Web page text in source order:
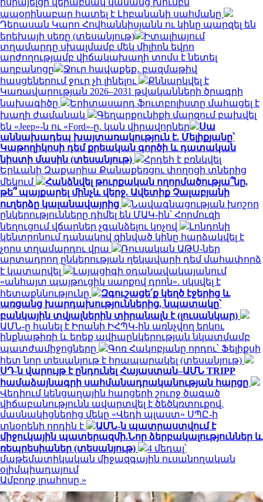
ապօրինաբար հատել է Լիբանանի սահմանը
Դերասան Կարո Հովհաննիսյանն ու կինը պարզել են
երեխայի սեռը (տեսանյութ)
Իտալիայում
տղամարդը սխալմամբ մեկ միլիոն եվրո
արժողությամբ վիճակախաղի տոմս է նետել
աղբանոցը
Ջուր հավաքեք․ բազմաթիվ
հասցեներում ջուր չի լինելու
Քննարկվել է
Կառավարության 2026–2031 թվականների ծրագրի
նախագիծը
Երիտասարդ ֆուտբոլիստը մահացել է
խաղի ժամանակ
Գեղարքունիքի մարզում բախվել
են «Jeep»-ն ու «Ford»-ը. կան վիրավորներ
Սա
աննախադեպ խայտառակություն է. Մելիքյանը՝
Կաթողիկոսի դեմ քրեական գործի և դատական
նիստի մասին (տեսանյութ)
Հրդեհ է բռնկվել
Երևանի Զաքարիա Քանաքեռցու փողոցի տներից
մեկում
Հանձնվել թուրքական ողորմածությա՞նը,
թե՞ պայքարել մինչև վերջ. Ավետիք Չալաբյանի
ուղերձը կալանավայրից
Նավագնացության խոշոր
ընկերությունները դիմել են ՄԱԿ-ին՝ Հորմուզի
նեղուցում վճարներ չգանձելու կոչով
Լոնդոնի
կենտրոնում դանակով զինված կինը հարձակվել է
չորս տղամարդու վրա
Ռուսական ԱԹՍ-ներ
արտադրող ընկերության ղեկավարի դեմ մահափորձ
է կատարվել
Լայպցիգի օդանավակայանում
«անհայտ պայթուցիկ սարքով դրոն». սկսվել է
հետաքննությունը
Զգուշացե՛ք կեղծ էջերից և
առցանց խարդախություններից, նպատակը՝
բանկային տվյալներին տիրանալն է (լուսանկար)
ԱՄՆ-ը հանել է Իրանի ԻՀՊԿ-ին առնչվող երկու
ինքնաթիռի և երեք ավիաընկերության նկատմամբ
պատժամիջոցները
Գոռ Հակոբյանը որդու՝ Ֆելիքսի
հետ նոր տեսանյութ է հրապարակել (տեսանյութ)
ՍԴ-ն վարույթ է ընդունել Հայաստան–ԱՄՆ TRIPP
համաձայնագրի սահմանադրականության հարցը
Վեդիում կենցաղային հարցերի շուրջ ծագած
վիճաբանությունն ավարտվել է ծեծկռտուքով.
մասնակիցներից մեկը «Վեդի պլաստ» ՍՊԸ-ի
տնօրենի որդին է
ԱՄՆ-ն պատրաստվում է
միջուկային պատերազմի.Նոր ձերբակալություններ և
ռեպրեսիաներ (տեսանյութ)
4 մեդալ՝
մաթեմատիկական միջազգային ուսանողական
օլիմպիադայում
Ամբողջ լրահոսը »